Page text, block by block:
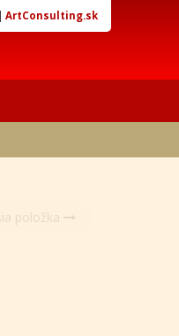
ArtConsulting.sk
položka